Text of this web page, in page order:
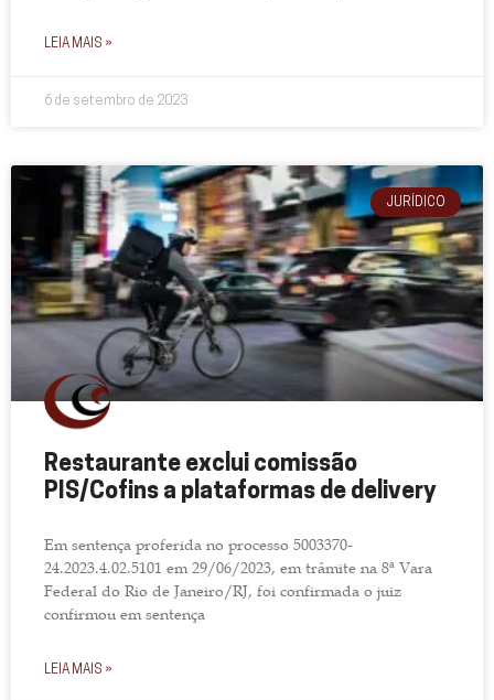
LEIA MAIS »
6 de setembro de 2023
JURÍDICO
Restaurante exclui comissão
PIS/Cofins a plataformas de delivery
Em sentença proferida no processo 5003370-
24.2023.4.02.5101 em 29/06/2023, em trâmite na 8ª Vara
Federal do Rio de Janeiro/RJ, foi confirmada o juiz
confirmou em sentença
LEIA MAIS »